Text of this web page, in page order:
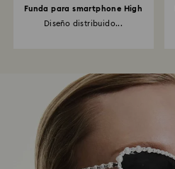
Funda para smartphone High
Diseño distribuido...